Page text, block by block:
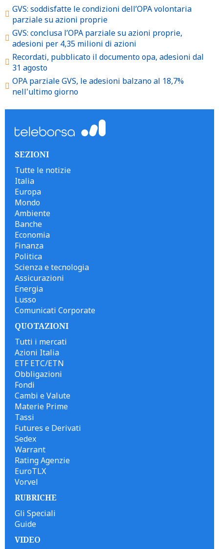
GVS: soddisfatte le condizioni dell’OPA volontaria
parziale su azioni proprie
GVS: conclusa l’OPA parziale su azioni proprie,
adesioni per 4,35 milioni di azioni
Recordati, pubblicato il documento opa, adesioni dal
31 agosto
OPA parziale GVS, le adesioni balzano al 18,7%
nell'ultimo giorno
SEZIONI
Tutte le notizie
Italia
Europa
Mondo
Ambiente
Banche
Economia
Finanza
Politica
Scienza e tecnologia
Assicurazioni
Energia
Lusso
Comunicati Corporate
QUOTAZIONI
Tutti i mercati
Azioni Italia
ETF ETC/ETN
Obbligazioni
Fondi
Cambi e Valute
Materie Prime
Tassi
Futures e Derivati
Sedex
Warrant
Rating Agenzie
EuroTLX
Vorvel
RUBRICHE
Gli Speciali
Guide
VIDEO